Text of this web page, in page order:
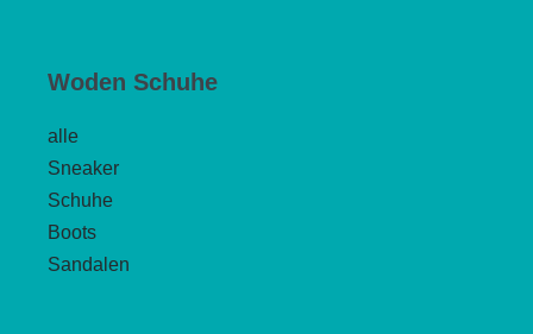
Woden Schuhe
alle
Sneaker
Schuhe
Boots
Sandalen